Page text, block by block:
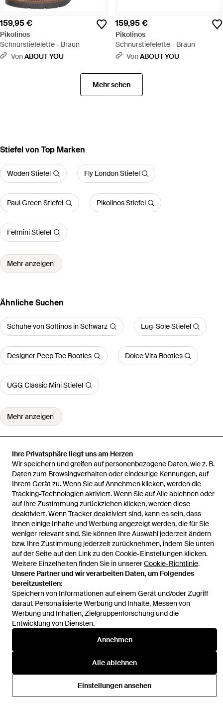
Ihre Privatsphäre liegt uns am Herzen
Wir speichern und greifen auf personenbezogene Daten, wie z. B.
Daten zum Browsingverhalten oder eindeutige Kennungen, auf
Ihrem Gerät zu. Wenn Sie auf Annehmen klicken, werden die
Tracking-Technologien aktiviert. Wenn Sie auf Alle ablehnen oder
auf Ihre Zustimmung zurückziehen klicken, werden diese
deaktiviert. Wenn Tracker deaktiviert sind, kann es sein, dass
Ihnen einige Inhalte und Werbung angezeigt werden, die für Sie
weniger relevant sind. Sie können Ihre Auswahl jederzeit ändern
bzw. Ihre Zustimmung jederzeit zurücknehmen, indem Sie unten
auf der Seite auf den Link zu den Cookie-Einstellungen klicken.
Weitere Einzelheiten finden Sie in unsererCookie-Richtlinie.
Unsere Partner und wir verarbeiten Daten, um Folgendes
bereitzustellen:
Speichern von Informationen auf einem Gerät und/oder Zugriff
darauf. Personalisierte Werbung und Inhalte, Messen von
Werbung und Inhalten, Zielgruppenforschung und die
Entwicklung von Diensten.
Annehmen
Alle ablehnen
Einstellungen ansehen
159,95 €
Pikolinos
Schnürstiefelette - Braun
VonABOUT YOU
159,95 €
Pikolinos
Schnürstiefelette - Braun
VonABOUT YOU
Mehr sehen
Stiefel von Top Marken
Woden Stiefel Fly London Stiefel
Paul Green Stiefel Pikolinos Stiefel
Felmini Stiefel
Mehr anzeigen
Ähnliche Suchen
Schuhe von Softinos in Schwarz Lug-Sole Stiefel
Designer Peep Toe Booties Dolce Vita Booties
UGG Classic Mini Stiefel
Mehr anzeigen
Startseite Damen Stiefel Schnürstiefelette
Hilfe und Informationen